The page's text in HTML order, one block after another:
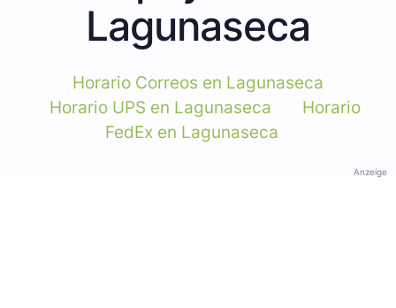
Lagunaseca
Horario Correos en Lagunaseca
Horario UPS en Lagunaseca
Horario
FedEx en Lagunaseca
Anzeige